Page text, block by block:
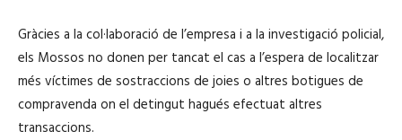
Gràcies a la col·laboració de l’empresa i a la investigació policial,
els Mossos no donen per tancat el cas a l’espera de localitzar
més víctimes de sostraccions de joies o altres botigues de
compravenda on el detingut hagués efectuat altres
transaccions.